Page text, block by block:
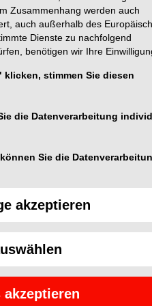
Nahtmaterial
nach der
ATRAMAT PGLA90
liegende
der kritischen
oder drei
lang sein.
entnehmen Sie
Zusammenhang werden auch
auch außerhalb des
Dienste zu nachfolgend
benötigen wir Ihre
klicken, stimmen Sie diesen
die Datenverarbeitung
Sie die
akzeptieren